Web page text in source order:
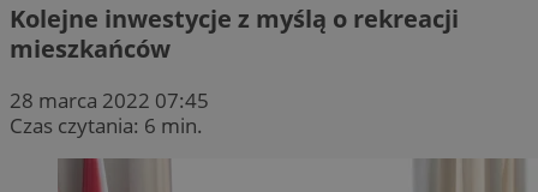
Kolejne inwestycje z myślą o rekreacji
mieszkańców
28 marca 2022 07:45
Czas czytania: 6 min.